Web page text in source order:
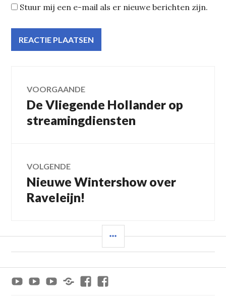
Stuur mij een e-mail als er nieuwe berichten zijn.
Bericht
navigatie
VOORGAANDE
Vorig
bericht:
De Vliegende Hollander op
streamingdiensten
VOLGENDE
Volgend
bericht:
Nieuwe Wintershow over
Raveleijn!
Youtube
Efteling
Youtube
Van
Youtube
Paradepassie
Facebook
Jeroen_Twee